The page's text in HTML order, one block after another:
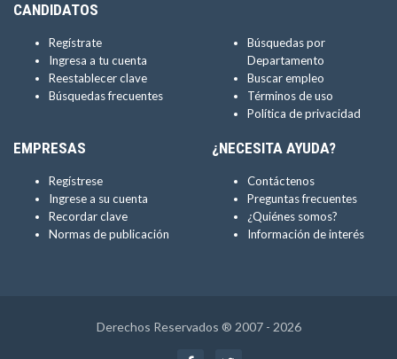
CANDIDATOS
Regístrate
Ingresa a tu cuenta
Reestablecer clave
Búsquedas frecuentes
Búsquedas por
Departamento
Buscar empleo
Términos de uso
Política de privacidad
EMPRESAS
Regístrese
Ingrese a su cuenta
Recordar clave
Normas de publicación
¿NECESITA AYUDA?
Contáctenos
Preguntas frecuentes
¿Quiénes somos?
Información de interés
Derechos Reservados ® 2007 - 2026